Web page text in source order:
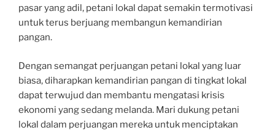
pasar yang adil, petani lokal dapat semakin termotivasi
untuk terus berjuang membangun kemandirian
pangan.
Dengan semangat perjuangan petani lokal yang luar
biasa, diharapkan kemandirian pangan di tingkat lokal
dapat terwujud dan membantu mengatasi krisis
ekonomi yang sedang melanda. Mari dukung petani
lokal dalam perjuangan mereka untuk menciptakan